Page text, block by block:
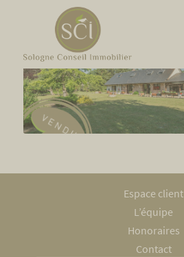
Espace client
L’équipe
Honoraires
Contact
Cookies management panel